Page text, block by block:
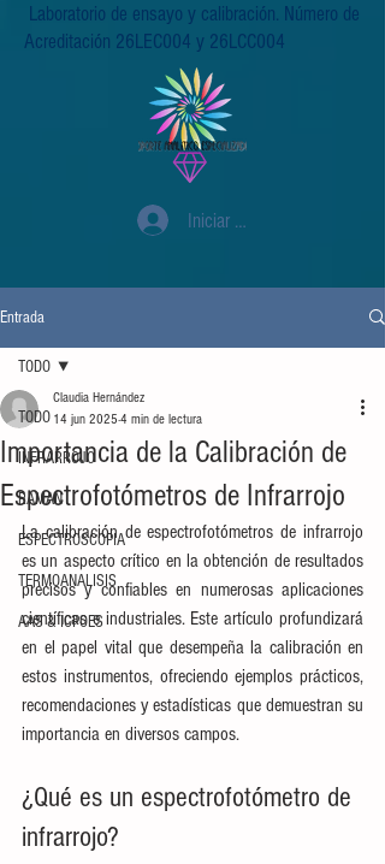
Laboratorio de ensayo y calibración. Número de
Acreditación 26LEC004 y 26LCC004
Iniciar sesión
Entrada
TODO
INFRARROJO
RAMAN
ESPECTROSCOPIA
TERMOANALISIS
AAS & ICPOES
TODO
Importancia de la Calibración de
Espectrofotómetros de Infrarrojo
Claudia Hernández
14 jun 2025 4 min de lectura
La calibración de espectrofotómetros de infrarrojo
es un aspecto crítico en la obtención de resultados
precisos y confiables en numerosas aplicaciones
científicas e industriales. Este artículo profundizará
en el papel vital que desempeña la calibración en
estos instrumentos, ofreciendo ejemplos prácticos,
recomendaciones y estadísticas que demuestran su
importancia en diversos campos.
¿Qué es un espectrofotómetro de
infrarrojo?